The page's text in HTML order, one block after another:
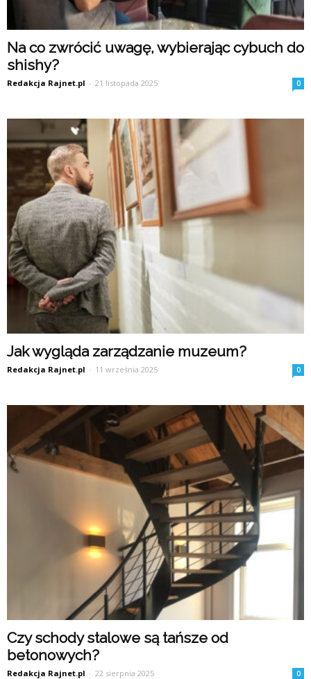
Na co zwrócić uwagę, wybierając cybuch do
shishy?
Redakcja Rajnet.pl - 21 listopada 2025 0
Jak wygląda zarządzanie muzeum?
Redakcja Rajnet.pl - 11 września 2025 0
Czy schody stalowe są tańsze od
betonowych?
Redakcja Rajnet.pl - 22 sierpnia 2025 0